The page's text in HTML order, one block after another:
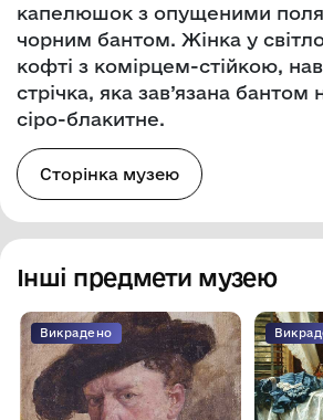
капелюшок з опущеними
чорним бантом. Жінка у
кофті з комірцем-стійкою,
стрічка, яка зав’язана
сіро-блакитне.
Сторінка музею
Інші предмети музею
Викрадено